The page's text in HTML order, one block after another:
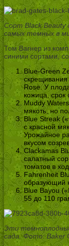
Сорт Black Beauty
самых темных в
Том Вагнер из
синими сортами,
Blue-Green
скрещивания
Rose. У
кожица,
Muddy
мякоть, но
Blue Streak
с красной
Урожайное
вкусом
Clackamas
салатный
томатов в
Fahrenheit
образующий
Blue Bayou
55 до 110
Эти
сада. Фото: Baker